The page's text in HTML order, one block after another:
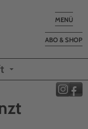
Toggle
MENÜ
ABO & SHOP